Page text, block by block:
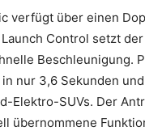
verfügt über einen
Control setzt
Beschleunigung.
nur 3,6 Sekunden
Elektro-SUVs. Der
übernommene